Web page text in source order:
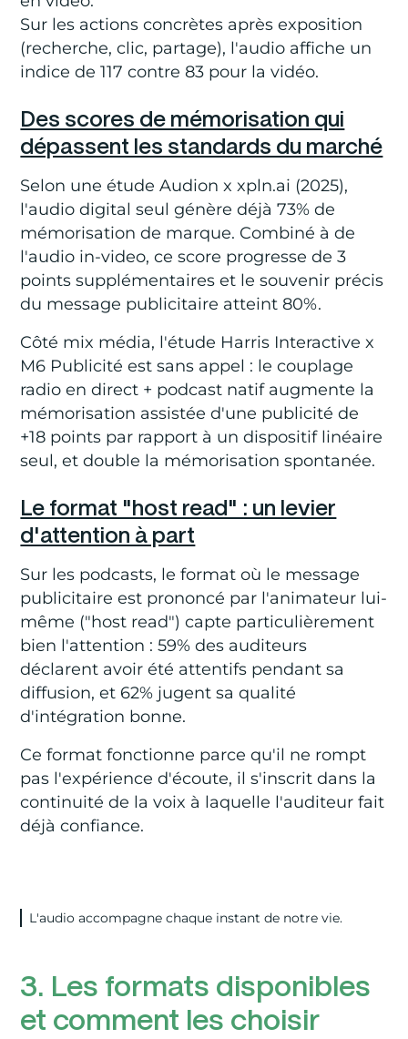
Sur les actions concrètes après exposition
(recherche, clic, partage), l'audio affiche un
indice de 117 contre 83 pour la vidéo.
Des scores de mémorisation qui
dépassent les standards du marché
Selon une étude Audion x xpln.ai (2025),
l'audio digital seul génère déjà 73% de
mémorisation de marque. Combiné à de
l'audio in-video, ce score progresse de 3
points supplémentaires et le souvenir précis
du message publicitaire atteint 80%.
Côté mix média, l'étude Harris Interactive x
M6 Publicité est sans appel : le couplage
radio en direct + podcast natif augmente la
mémorisation assistée d'une publicité de
+18 points par rapport à un dispositif linéaire
seul, et double la mémorisation spontanée.
Le format "host read" : un levier
d'attention à part
Sur les podcasts, le format où le message
publicitaire est prononcé par l'animateur lui-
même ("host read") capte particulièrement
bien l'attention : 59% des auditeurs
déclarent avoir été attentifs pendant sa
diffusion, et 62% jugent sa qualité
d'intégration bonne.
Ce format fonctionne parce qu'il ne rompt
pas l'expérience d'écoute, il s'inscrit dans la
continuité de la voix à laquelle l'auditeur fait
déjà confiance.
L'audio accompagne chaque instant de notre vie.
3. Les formats disponibles
et comment les choisir